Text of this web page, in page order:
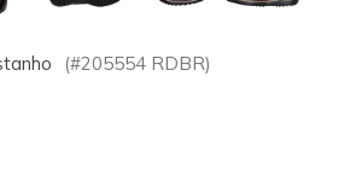
(#205554 RDBR)